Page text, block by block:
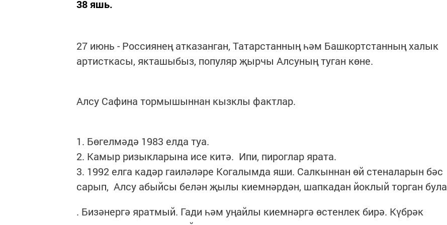
38 яшь.
27 июнь - Россиянең атказанган, Татарстанның һәм Башкортстанның халык
артисткасы, якташыбыз, популяр җырчы Алсуның туган көне.
Алсу Сафина тормышыннан кызклы фактлар.
1. Бөгелмәдә 1983 елда туа.
2. Камыр ризыкларына исе китә. Ипи, пироглар ярата.
3. 1992 елга кадәр гаиләләре Когалымда яши. Салкыннан өй стеналарын бәс
сарып, Алсу абыйсы белән җылы киемнәрдән, шапкадан йоклый торган була
. Бизәнергә яратмый. Гади һәм уңайлы киемнәргә өстенлек бирә. Күбрәк